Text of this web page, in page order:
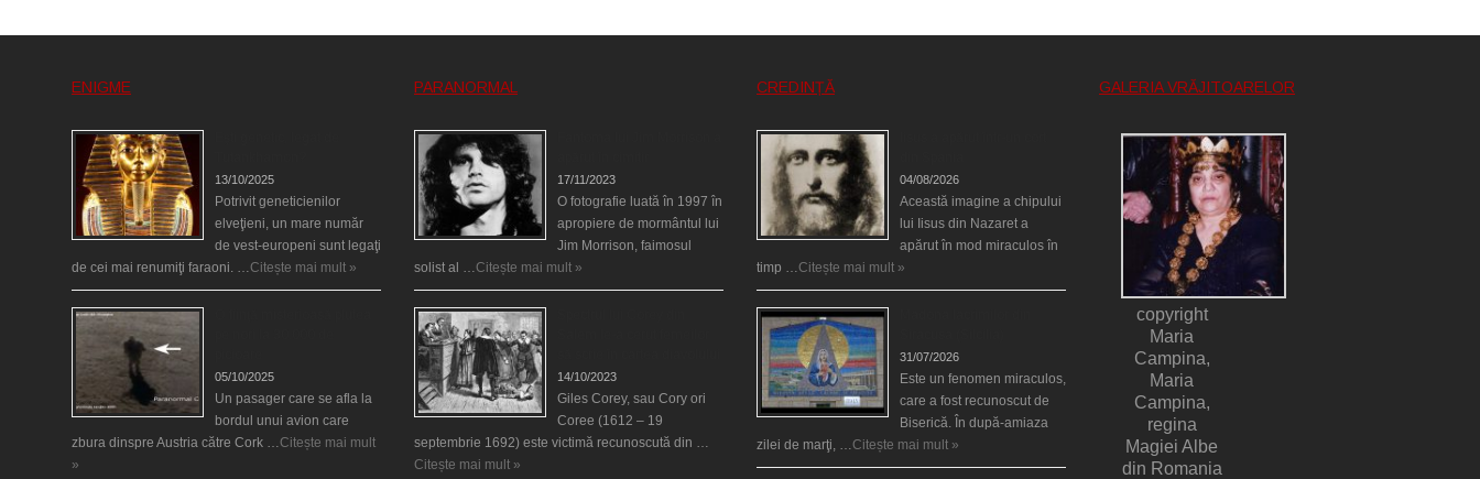
ENIGME
13/10/2025
Potrivit geneticienilor
elveţieni, un mare număr
de vest-europeni sunt legaţi
de cei mai renumiţi faraoni. …Citește mai mult »
05/10/2025
Un pasager care se afla la
bordul unui avion care
zbura dinspre Austria către Cork …Citește mai mult
»
PARANORMAL
17/11/2023
O fotografie luată în 1997 în
apropiere de mormântul lui
Jim Morrison, faimosul
solist al …Citește mai mult »
14/10/2023
Giles Corey, sau Cory ori
Coree (1612 – 19
septembrie 1692) este victimă recunoscută din …
Citește mai mult »
CREDINȚĂ
04/08/2026
Această imagine a chipului
lui Iisus din Nazaret a
apărut în mod miraculos în
timp …Citește mai mult »
31/07/2026
Este un fenomen miraculos,
care a fost recunoscut de
Biserică. În după-amiaza
zilei de marţi, …Citește mai mult »
GALERIA VRĂJITOARELOR
copyright
Maria
Campina,
Maria
Campina,
regina
Magiei Albe
din Romania